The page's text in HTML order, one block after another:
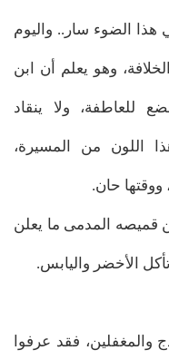
الضوء سار.. واليوم
وهو يعلم أن ابن
ولا ينقاد
اللون من المسيرة،
حان.
قميصه المدمى ما يعلن
الأخضر واليابس.
والمغفلين، فقد عرفوا